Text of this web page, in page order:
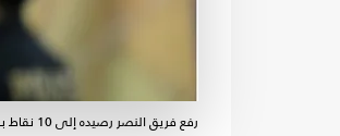
رفع فريق النصر رصيده إلى 10 نقاط بعد أن حقق فوزه الثالث - النصر / إكس